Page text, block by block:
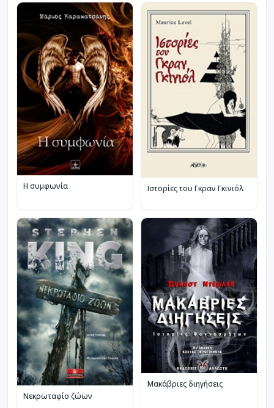
Η συμφωνία Ιστορίες του Γκραν Γκινιόλ
Νεκρωταφίο ζώων
Μακάβριες διηγήσεις